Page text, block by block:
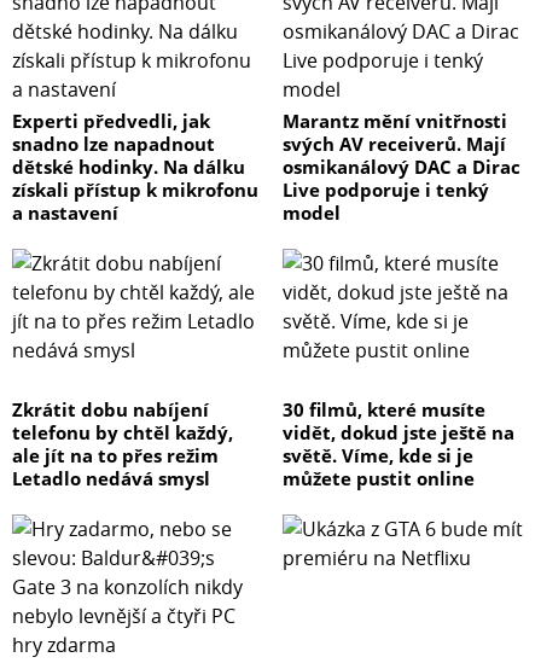
Experti předvedli, jak
snadno lze napadnout
dětské hodinky. Na dálku
získali přístup k mikrofonu
a nastavení
Marantz mění vnitřnosti
svých AV receiverů. Mají
osmikanálový DAC a Dirac
Live podporuje i tenký
model
Zkrátit dobu nabíjení
telefonu by chtěl každý,
ale jít na to přes režim
Letadlo nedává smysl
30 filmů, které musíte
vidět, dokud jste ještě na
světě. Víme, kde si je
můžete pustit online